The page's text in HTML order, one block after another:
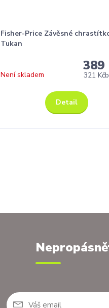
Fisher-Price Závěsné
Tukan
389
321 Kč
Není skladem
Detail